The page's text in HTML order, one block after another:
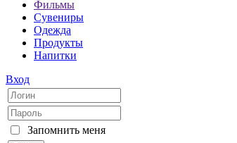
Фильмы
Сувениры
Одежда
Продукты
Напитки
Вход
Запомнить меня